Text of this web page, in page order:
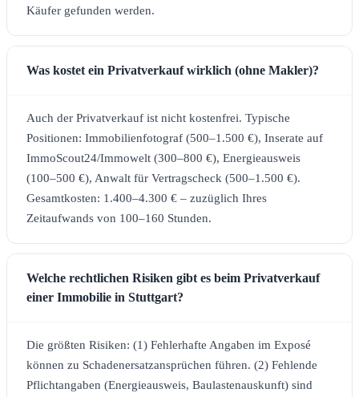
Käufer gefunden werden.
Was kostet ein Privatverkauf wirklich (ohne Makler)?
Auch der Privatverkauf ist nicht kostenfrei. Typische
Positionen: Immobilienfotograf (500–1.500 €), Inserate auf
ImmoScout24/Immowelt (300–800 €), Energieausweis
(100–500 €), Anwalt für Vertragscheck (500–1.500 €).
Gesamtkosten: 1.400–4.300 € – zuzüglich Ihres
Zeitaufwands von 100–160 Stunden.
Welche rechtlichen Risiken gibt es beim Privatverkauf
einer Immobilie in Stuttgart?
Die größten Risiken: (1) Fehlerhafte Angaben im Exposé
können zu Schadenersatzansprüchen führen. (2) Fehlende
Pflichtangaben (Energieausweis, Baulastenauskunft) sind